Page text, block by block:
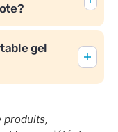
gel
produits,